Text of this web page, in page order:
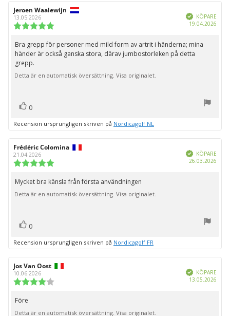
Recensionsförfattare:
Jeroen Waalewijn
13.05.2026
utav
5
stjärnor
Bekräftad
KÖPARE
19.04.2026
Recensionstext:
Bra grepp för personer med mild form av artrit i händerna; mina
händer är också ganska stora, därav jumbostorleken på detta
grepp.
Detta är en automatisk översättning. Visa originalet.
Rösta
0
Recension ursprungligen skriven på Nordicagolf NL
Recensionsförfattare:
Frédéric Colomina
21.04.2026
utav
5
stjärnor
Bekräftad
KÖPARE
26.03.2026
Recensionstext:
Mycket bra känsla från första användningen
Detta är en automatisk översättning. Visa originalet.
Rösta
0
Recension ursprungligen skriven på Nordicagolf FR
Recensionsförfattare:
Jos Van Oost
10.06.2026
stjärnor
Bekräftad
KÖPARE
13.05.2026
Recensionstext:
Före
Detta är en automatisk översättning. Visa originalet.